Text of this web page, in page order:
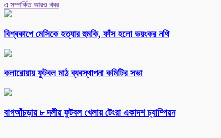
এ সম্পর্কিত আরও খবর
বিশ্বকাপে মেসিকে হত্যার হুমকি, ফাঁস হলো ভয়ংকর নথি
কলারোয়ায় ফুটবল মাঠ ব্যবস্থাপনা কমিটির সভা
বাগআঁচড়ায় ৮ দলীয় ফুটবল খেলায় টেংরা একাদশ চ্যাম্পিয়ন